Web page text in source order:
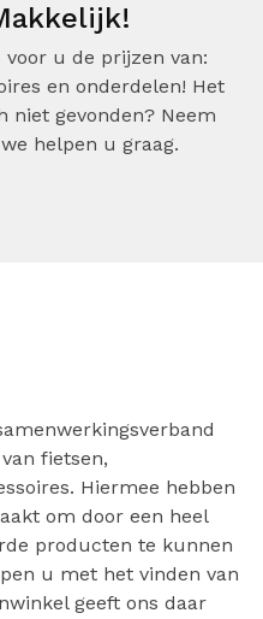
voor u de prijzen van:
en onderdelen! Het
gevonden? Neem
helpen u graag.
fietsen,
Hiermee hebben
om door een heel
producten te kunnen
u met het vinden van
geeft ons daar